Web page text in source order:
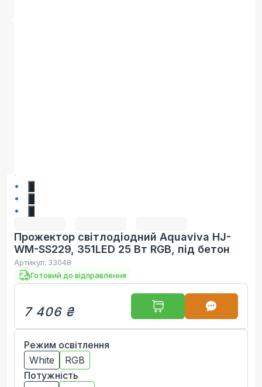
Прожектор світлодіодний Aquaviva HJ-
WM-SS229, 351LED 25 Вт RGB, під бетон
Артикул: 33048
Готовий до відправлення
7 406 ₴
Режим освітлення
White
RGB
Потужність